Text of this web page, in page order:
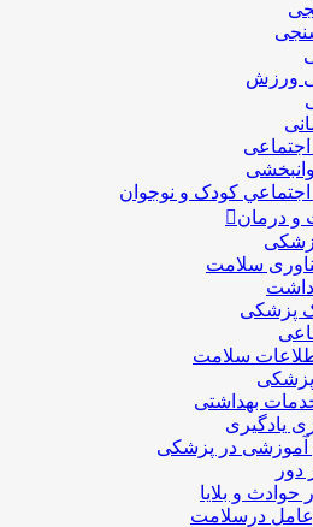
ورزش
کودک و نوجوان
و درمان
سلامت
پزشکی
سلامت
پزشکی
بهداشتی
یادگیری
آموزشی در پزشکی
و بلایا
درسلامت